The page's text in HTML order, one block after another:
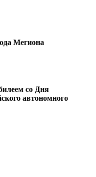
Мегиона
со Дня
автономного